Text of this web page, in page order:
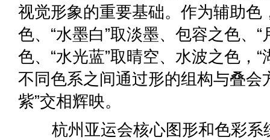
视觉形象的重要基础。作为辅助色
色、“水墨白”取淡墨、包容之色、
色、“水光蓝”取晴空、水波之色，
不同色系之间通过形的组构与叠会
紫”交相辉映。
杭州亚运会核心图形和色彩系